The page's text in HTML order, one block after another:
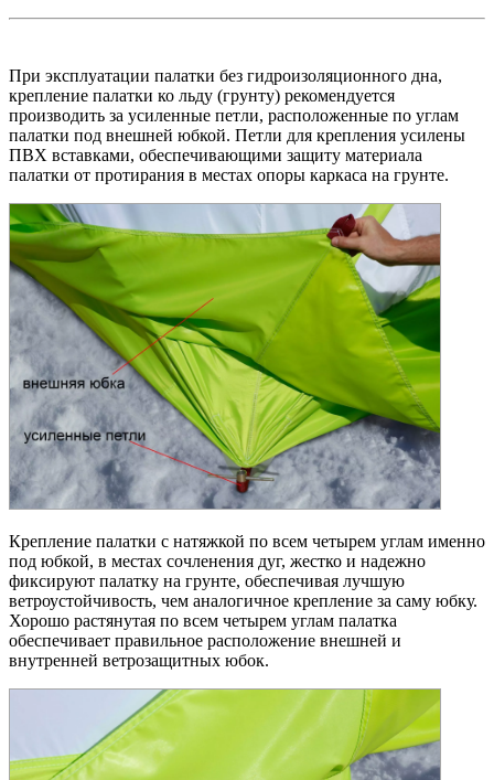
При эксплуатации палатки без гидроизоляционного дна,
крепление палатки ко льду (грунту) рекомендуется
производить за усиленные петли, расположенные по углам
палатки под внешней юбкой. Петли для крепления усилены
ПВХ вставками, обеспечивающими защиту материала
палатки от протирания в местах опоры каркаса на грунте.
Крепление палатки с натяжкой по всем четырем углам именно
под юбкой, в местах сочленения дуг, жестко и надежно
фиксируют палатку на грунте, обеспечивая лучшую
ветроустойчивость, чем аналогичное крепление за саму юбку.
Хорошо растянутая по всем четырем углам палатка
обеспечивает правильное расположение внешней и
внутренней ветрозащитных юбок.